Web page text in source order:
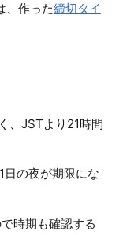
、作った締切タイ
、JSTより21時間
日の夜が期限にな
時期も確認する